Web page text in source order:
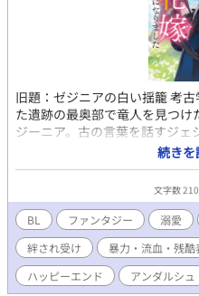
旧題：ゼジニアの白い揺籠 考
た遺跡の最奥部で竜人を見つ
ジーニア。古の言葉を話すジ
だと言う。 ジェジーニアを連
うちに求愛されていることに
アウファトは困惑しつつも受
アの求愛はその後も続いて……
きた悲しき戦、竜王の秘密。愛
ーニアの求愛を受け止められ
され学者のファンタジーBLです
すが、ハッピーエンドです。 R-
話には＊マークがついています
続きを
文字数
BL ファンタジー 溺愛
絆され受け
暴力・流血・残酷
ハッピーエンド
アンダルシュ